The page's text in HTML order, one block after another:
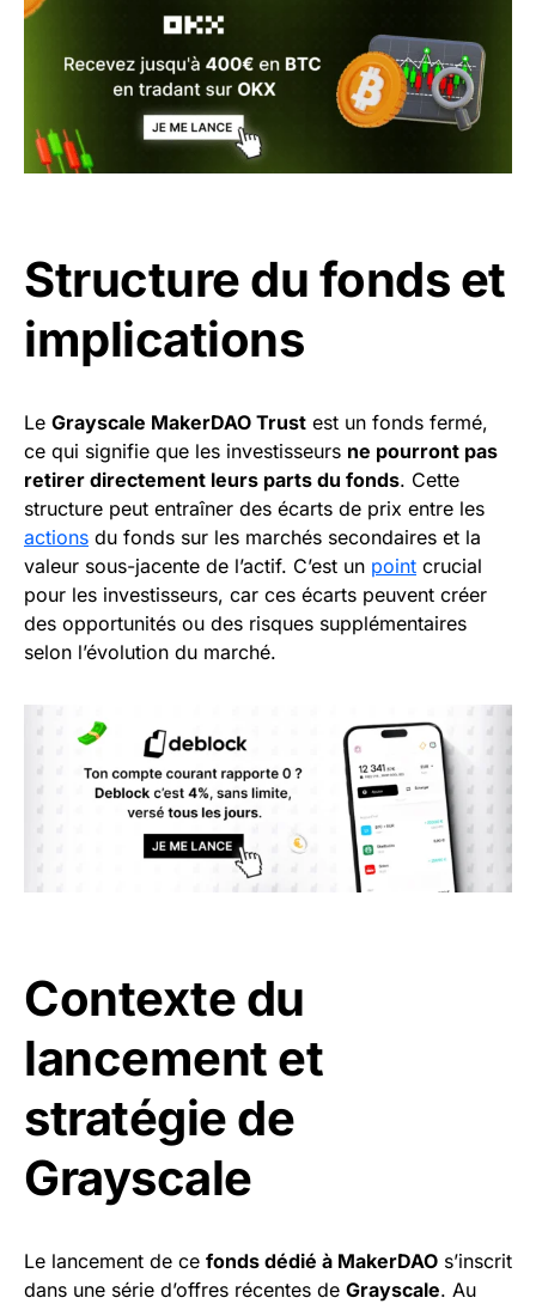
Structure du fonds et
implications
Le Grayscale MakerDAO Trust est un fonds fermé,
ce qui signifie que les investisseurs ne pourront pas
retirer directement leurs parts du fonds. Cette
structure peut entraîner des écarts de prix entre les
actions du fonds sur les marchés secondaires et la
valeur sous-jacente de l’actif. C’est un point crucial
pour les investisseurs, car ces écarts peuvent créer
des opportunités ou des risques supplémentaires
selon l’évolution du marché.
Contexte du
lancement et
stratégie de
Grayscale
Le lancement de ce fonds dédié à MakerDAO s’inscrit
dans une série d’offres récentes de Grayscale. Au